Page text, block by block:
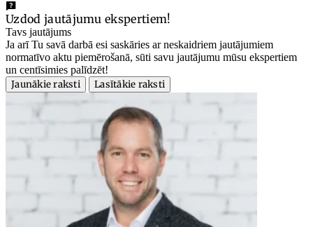
Uzdod jautājumu ekspertiem!
Tavs jautājums
Ja arī Tu savā darbā esi saskāries ar neskaidriem jautājumiem
normatīvo aktu piemērošanā, sūti savu jautājumu mūsu ekspertiem
un centīsimies palīdzēt!
Jaunākie raksti
Lasītākie raksti